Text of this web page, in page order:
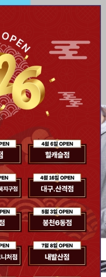
오늘 하루 이 창을 열지 않기 Close